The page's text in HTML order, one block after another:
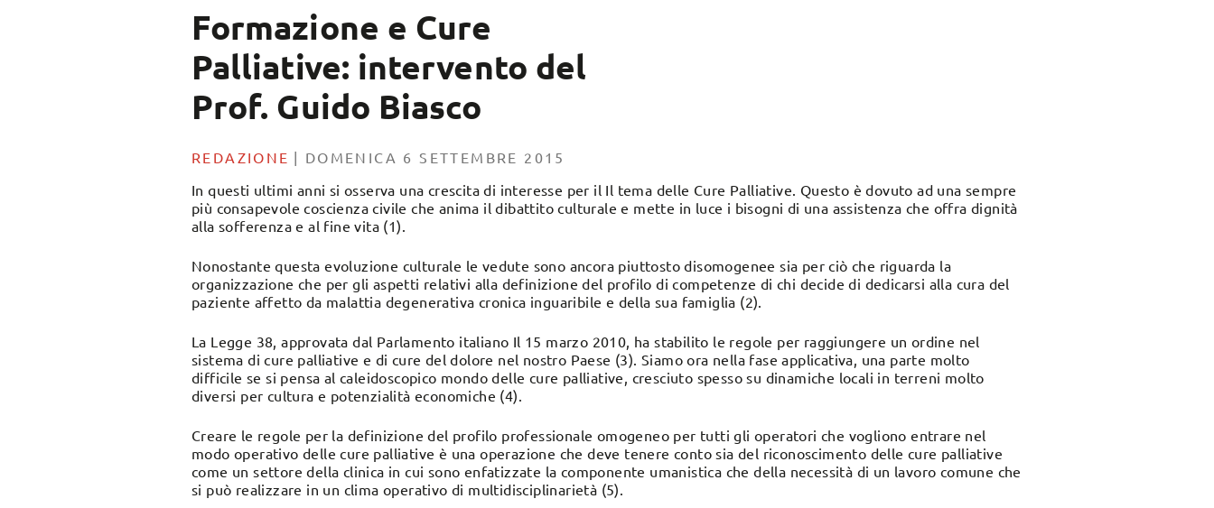
Formazione e Cure
Palliative: intervento del
Prof. Guido Biasco
REDAZIONE | DOMENICA 6 SETTEMBRE 2015
In questi ultimi anni si osserva una crescita di interesse per il Il tema delle Cure Palliative. Questo è dovuto ad una sempre
più consapevole coscienza civile che anima il dibattito culturale e mette in luce i bisogni di una assistenza che offra dignità
alla sofferenza e al fine vita (1).
Nonostante questa evoluzione culturale le vedute sono ancora piuttosto disomogenee sia per ciò che riguarda la
organizzazione che per gli aspetti relativi alla definizione del profilo di competenze di chi decide di dedicarsi alla cura del
paziente affetto da malattia degenerativa cronica inguaribile e della sua famiglia (2).
La Legge 38, approvata dal Parlamento italiano Il 15 marzo 2010, ha stabilito le regole per raggiungere un ordine nel
sistema di cure palliative e di cure del dolore nel nostro Paese (3). Siamo ora nella fase applicativa, una parte molto
difficile se si pensa al caleidoscopico mondo delle cure palliative, cresciuto spesso su dinamiche locali in terreni molto
diversi per cultura e potenzialità economiche (4).
Creare le regole per la definizione del profilo professionale omogeneo per tutti gli operatori che vogliono entrare nel
modo operativo delle cure palliative è una operazione che deve tenere conto sia del riconoscimento delle cure palliative
come un settore della clinica in cui sono enfatizzate la componente umanistica che della necessità di un lavoro comune che
si può realizzare in un clima operativo di multidisciplinarietà (5).